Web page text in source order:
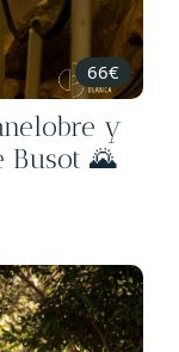
66€
y
Busot 🌄